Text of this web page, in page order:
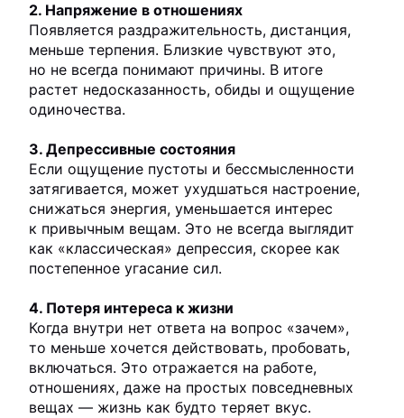
2. Напряжение в отношениях
Появляется раздражительность, дистанция,
меньше терпения. Близкие чувствуют это,
но не всегда понимают причины. В итоге
растет недосказанность, обиды и ощущение
одиночества.
3. Депрессивные состояния
Если ощущение пустоты и бессмысленности
затягивается, может ухудшаться настроение,
снижаться энергия, уменьшается интерес
к привычным вещам. Это не всегда выглядит
как «классическая» депрессия, скорее как
постепенное угасание сил.
4. Потеря интереса к жизни
Когда внутри нет ответа на вопрос «зачем»,
то меньше хочется действовать, пробовать,
включаться. Это отражается на работе,
отношениях, даже на простых повседневных
вещах — жизнь как будто теряет вкус.